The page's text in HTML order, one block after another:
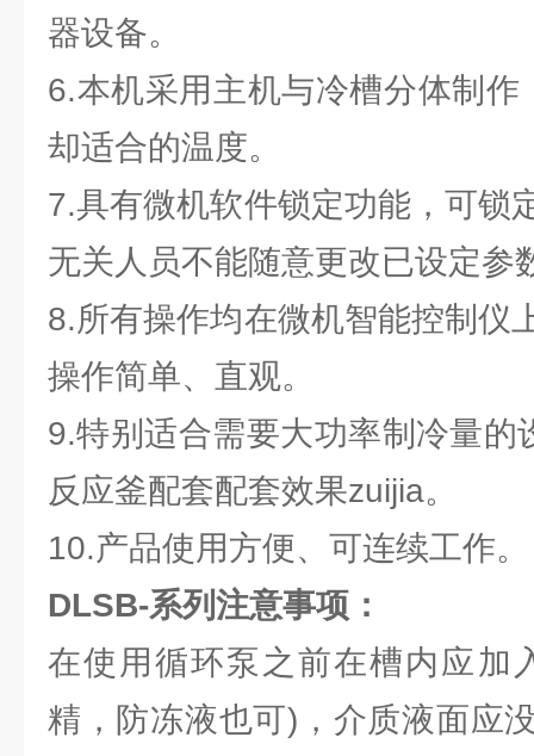
器设备。
6.本机采用主机与冷槽分体制
却适合的温度。
7.具有微机软件锁定功能，可锁
无关人员不能随意更改已设定参
8.所有操作均在微机智能控制仪
操作简单、直观。
9.特别适合需要大功率制冷量的
反应釜配套配套效果zuijia。
10.产品使用方便、可连续工作。
DLSB-系列注意事项：
在使用循环泵之前在槽内应加
精，防冻液也可)，介质液面应